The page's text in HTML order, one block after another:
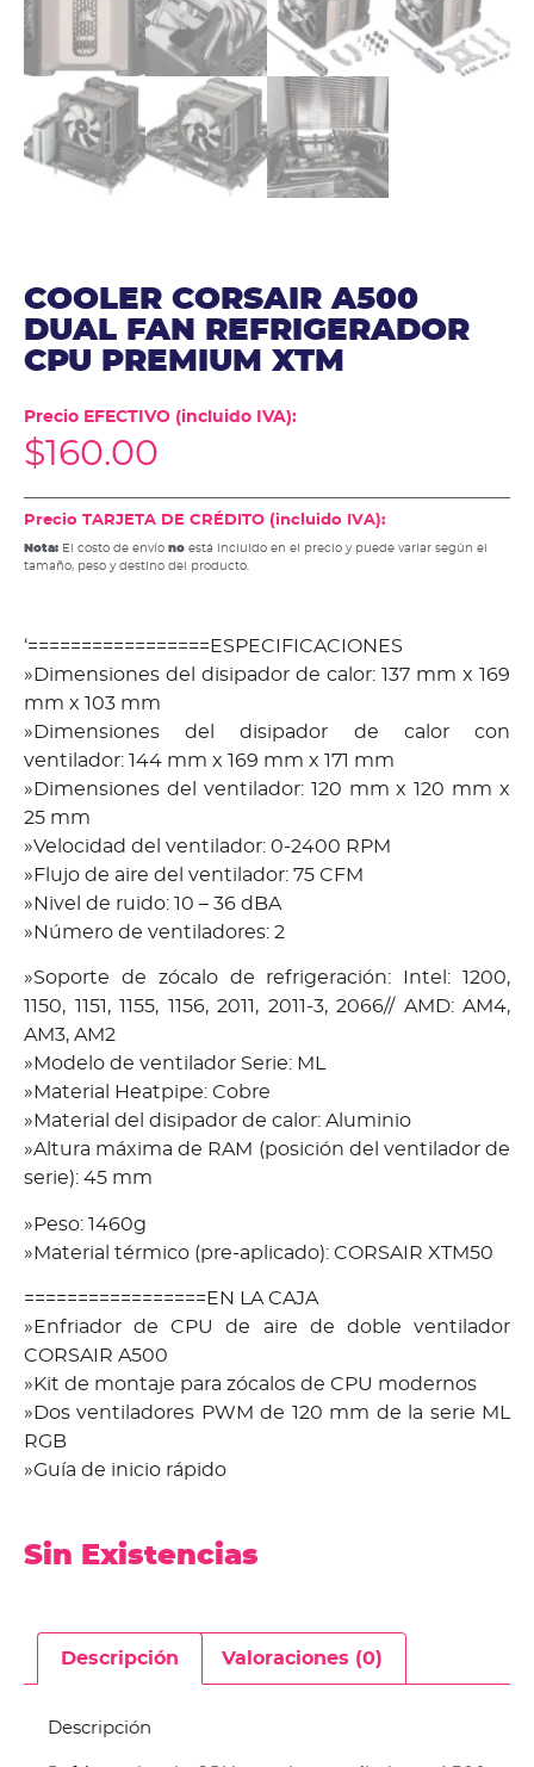
COOLER CORSAIR A500
DUAL FAN REFRIGERADOR
CPU PREMIUM XTM
Precio EFECTIVO (incluido IVA):
$160.00
Precio TARJETA DE CRÉDITO (incluido IVA):
Nota: El costo de envío no está incluido en el precio y puede variar según el
tamaño, peso y destino del producto.
‘=================ESPECIFICACIONES
»Dimensiones del disipador de calor: 137 mm x 169
mm x 103 mm
»Dimensiones del disipador de calor con
ventilador: 144 mm x 169 mm x 171 mm
»Dimensiones del ventilador: 120 mm x 120 mm x
25 mm
»Velocidad del ventilador: 0-2400 RPM
»Flujo de aire del ventilador: 75 CFM
»Nivel de ruido: 10 – 36 dBA
»Número de ventiladores: 2
»Soporte de zócalo de refrigeración: Intel: 1200,
1150, 1151, 1155, 1156, 2011, 2011-3, 2066// AMD: AM4,
AM3, AM2
»Modelo de ventilador Serie: ML
»Material Heatpipe: Cobre
»Material del disipador de calor: Aluminio
»Altura máxima de RAM (posición del ventilador de
serie): 45 mm
»Peso: 1460g
»Material térmico (pre-aplicado): CORSAIR XTM50
=================EN LA CAJA
»Enfriador de CPU de aire de doble ventilador
CORSAIR A500
»Kit de montaje para zócalos de CPU modernos
»Dos ventiladores PWM de 120 mm de la serie ML
RGB
»Guía de inicio rápido
Sin Existencias
Descripción Valoraciones (0)
Descripción